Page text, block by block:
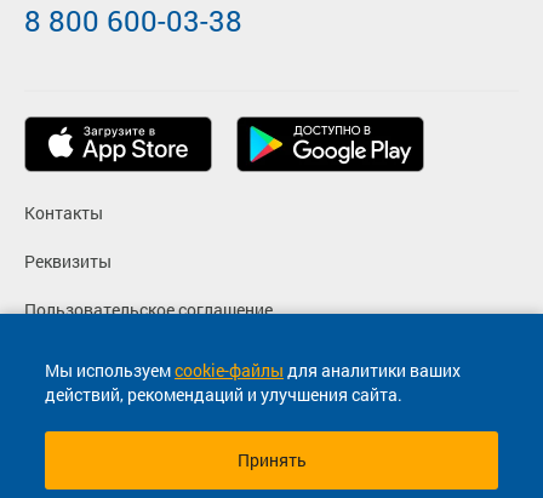
Мы используемcookie-файлы для аналитики ваших
действий, рекомендаций и улучшения сайта.
Принять
Контакты
Реквизиты
Пользовательское соглашение
Политика конфиденциальности
Согласие на маркетинговые сообщения
8 800 600-03-38
© 2013-2026, ООО "Капитал"- Онлайн сервис продажи